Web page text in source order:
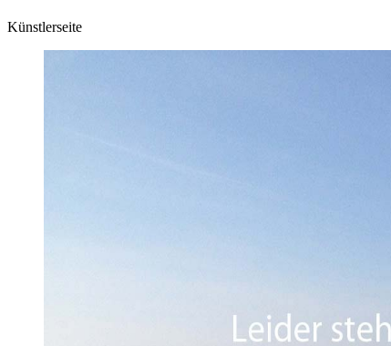
Künstlerseite